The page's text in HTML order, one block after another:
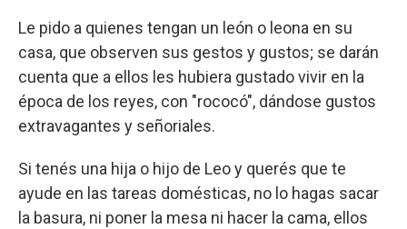
Le pido a quienes tengan un león o leona en su
casa, que observen sus gestos y gustos; se darán
cuenta que a ellos les hubiera gustado vivir en la
época de los reyes, con "rococó", dándose gustos
extravagantes y señoriales.
Si tenés una hija o hijo de Leo y querés que te
ayude en las tareas domésticas, no lo hagas sacar
la basura, ni poner la mesa ni hacer la cama, ellos